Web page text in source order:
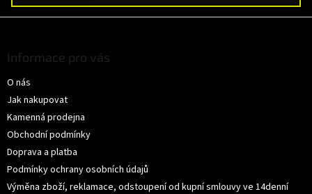
Informace pro vás
O nás
Jak nakupovat
Kamenná prodejna
Obchodní podmínky
Doprava a platba
Podmínky ochrany osobních údajů
Výměna zboží, reklamace, odstoupení od kupní smlouvy ve 14denní